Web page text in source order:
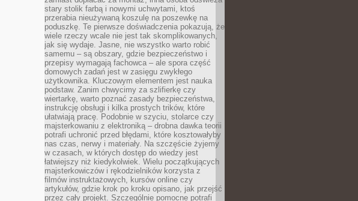
stary stolik farbą i nowymi uchwytami, ktoś
przerabia nieużywaną koszulę na poszewkę na
poduszkę. Te pierwsze doświadczenia pokazują, że
wiele rzeczy wcale nie jest tak skomplikowanych,
jak się wydaje. Jasne, nie wszystko warto robić
samemu – są obszary, gdzie bezpieczeństwo i
przepisy wymagają fachowca – ale spora część
domowych zadań jest w zasięgu zwykłego
użytkownika. Kluczowym elementem jest nauka
podstaw. Zanim chwycimy za szlifierkę czy
wiertarkę, warto poznać zasady bezpieczeństwa,
instrukcję obsługi i kilka prostych trików, które
ułatwiają pracę. Podobnie w szyciu, stolarce czy
majsterkowaniu z elektroniką – drobna dawka teorii
potrafi uchronić przed błędami, które kosztowałyby
nas czas, nerwy i materiały. Na szczęście żyjemy
w czasach, w których dostęp do wiedzy jest
łatwiejszy niż kiedykolwiek. Wielu początkujących
majsterkowiczów i rękodzielników korzysta z
filmów instruktażowych, kursów online czy
artykułów, gdzie krok po kroku opisano, jak przejść
przez cały projekt. Szczególnie pomocne potrafi